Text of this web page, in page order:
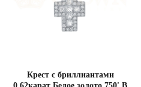
Крест с бриллиантами